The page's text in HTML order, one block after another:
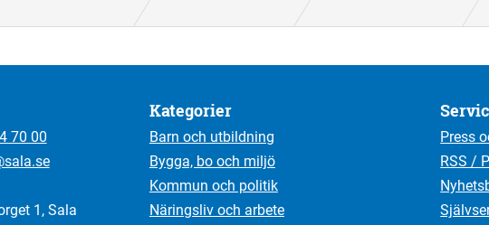
70 00
1, Sala
Kategorier
Barn och utbildning
Bygga, bo och miljö
Kommun och politik
Näringsliv och arbete
Press
RSS /